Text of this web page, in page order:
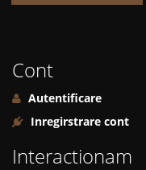
Cont
Autentificare
Inregirstrare cont
Interactionam